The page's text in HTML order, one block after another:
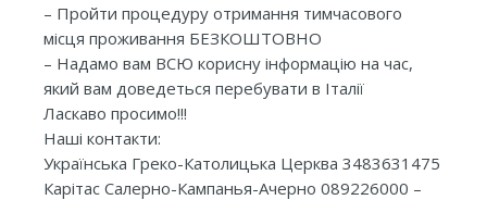
– Пройти процедуру отримання тимчасового
місця проживання БЕЗКОШТОВНО
– Надамо вам ВСЮ корисну інформацію на час,
який вам доведеться перебувати в Італії
Ласкаво просимо!!!
Наші контакти:
Українська Греко-Католицька Церква 3483631475
Карітас Салерно-Кампанья-Ачерно 089226000 –